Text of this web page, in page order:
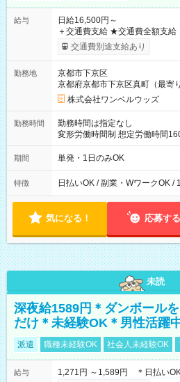
給与
日給16,500円～
＋交通費支給 ★交通費全額支給！ ★日払いOK！（規定あり） ┗
働いたその日に現金GET♪ お
交通費別途支給あり
勤務地
京都市下京区
京都府京都市下京区真町（最寄
株式会社ワンベルウッズ
勤務時間
勤務時間は指定なし
変形労働時間制 想定労働時間160時間/月 【シフ
00～20：00
期間 単発・1日のみOK
特徴 日払いOK / 副業・WワークOK /
気になる！ 応募する
未読
深夜給1589円＊ダンボール
だけ＊未経験OK＊男性活躍
派遣 職種未経験OK 社会人未経験OK
給与
1,271円 ～1,589円 ＊日払い